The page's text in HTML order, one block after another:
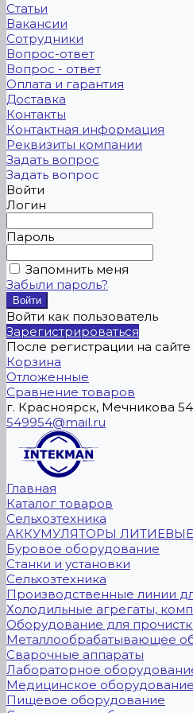
Статьи
Вакансии
Сотрудники
Вопрос-ответ
Вопрос - ответ
Оплата и гарантия
Доставка
Контакты
Контактная информация
Реквизиты компании
Задать вопрос
Задать вопрос
Войти
Логин
Пароль
Запомнить меня
Забыли пароль?
Войти как пользователь
Зарегистрироваться
После регистрации на
Корзина
Отложенные
Сравнение товаров
г. Красноярск, Мечникова 54
549954@mail.ru
Главная
Каталог товаров
Сельхозтехника
АККУМУЛЯТОРЫ ЛИТИЕВЫЕ
Буровое оборудование
Станки и установки
Сельхозтехника
Производственные линии
Холодильные агрегаты,
Оборудование для
Металлообрабатывающее
Сварочные аппараты
Лабораторное
Медицинское оборудование
Пищевое оборудование